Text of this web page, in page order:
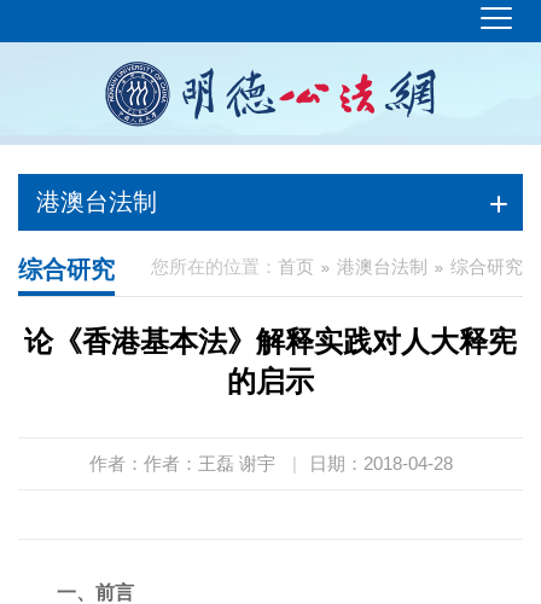
港澳台法制
您所在的位置： 首页 港澳台法制 综合研究
综合研究
论《香港基本法》解释实践对人大释宪
的启示
作者：作者：王磊 谢宇 | 日期：2018-04-28
一、前言